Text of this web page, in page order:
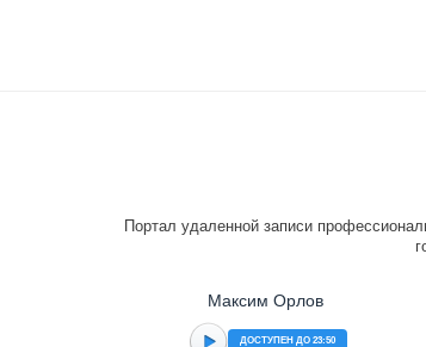
Портал удаленной записи
Максим Орлов
ДОСТУПЕН ДО 23:50